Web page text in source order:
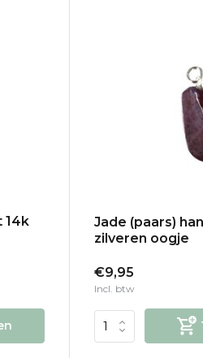
14k
Jade (paars)
zilveren oogje
€9,95
Incl. btw